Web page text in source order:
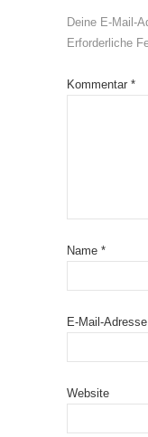
Deine E-Mail-
Erforderliche
Kommentar *
Name *
E-Mail-Adresse
Website